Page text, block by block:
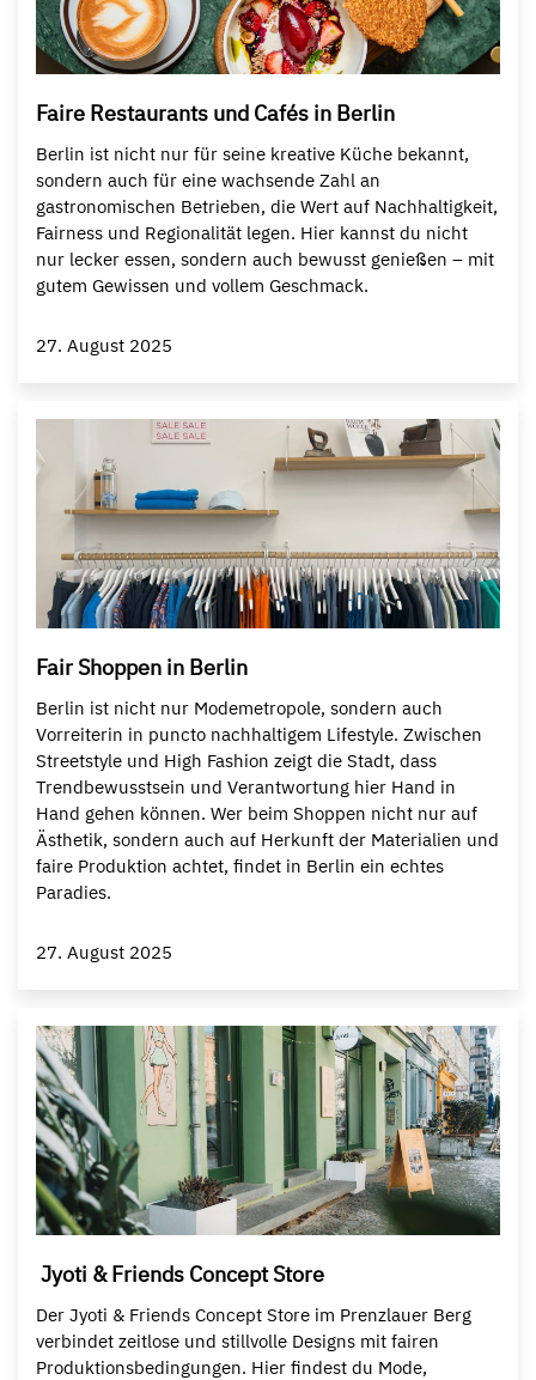
Faire Restaurants und Cafés in Berlin
Berlin ist nicht nur für seine kreative Küche bekannt,
sondern auch für eine wachsende Zahl an
gastronomischen Betrieben, die Wert auf Nachhaltigkeit,
Fairness und Regionalität legen. Hier kannst du nicht
nur lecker essen, sondern auch bewusst genießen – mit
gutem Gewissen und vollem Geschmack.
27. August 2025
Fair Shoppen in Berlin
Berlin ist nicht nur Modemetropole, sondern auch
Vorreiterin in puncto nachhaltigem Lifestyle. Zwischen
Streetstyle und High Fashion zeigt die Stadt, dass
Trendbewusstsein und Verantwortung hier Hand in
Hand gehen können. Wer beim Shoppen nicht nur auf
Ästhetik, sondern auch auf Herkunft der Materialien und
faire Produktion achtet, findet in Berlin ein echtes
Paradies.
27. August 2025
Jyoti & Friends Concept Store
Der Jyoti & Friends Concept Store im Prenzlauer Berg
verbindet zeitlose und stillvolle Designs mit fairen
Produktionsbedingungen. Hier findest du Mode,